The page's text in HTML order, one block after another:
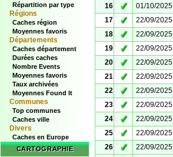
Répartition par type
Régions
Caches région
Moyennes favoris
Départements
Caches département
Durées caches
Nombre Events
Moyennes favoris
Taux archivées
Moyennes Found It
Communes
Top communes
Caches ville
Divers
Caches en Europe
CARTOGRAPHIE
16
✓ 01/10/2025
17
✓ 22/09/2025
18
✓ 22/09/2025
19
✓ 22/09/2025
20
✓ 22/09/2025
21
✓ 22/09/2025
22
✓ 22/09/2025
23
✓ 22/09/2025
24
✓ 22/09/2025
25
✓ 22/09/2025
26
✓ 22/09/2025